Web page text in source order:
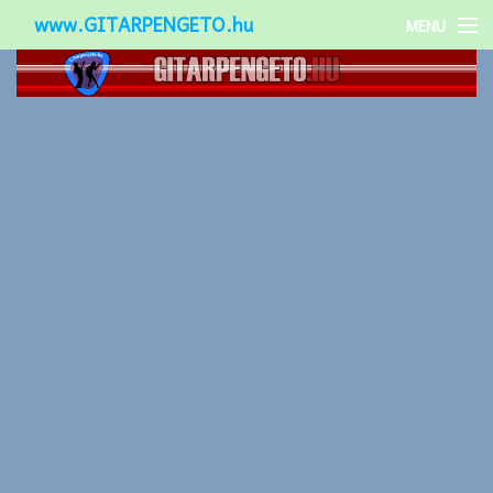
www.GITARPENGETO.hu MENU
Népszerű-